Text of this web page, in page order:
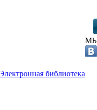
библиотека